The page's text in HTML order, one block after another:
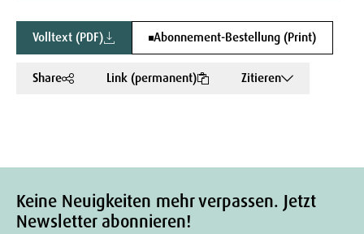
Volltext (PDF) Abonnement-Bestellung (Print)
Share Link (permanent) Zitieren
Keine Neuigkeiten mehr verpassen. Jetzt
Newsletter abonnieren!